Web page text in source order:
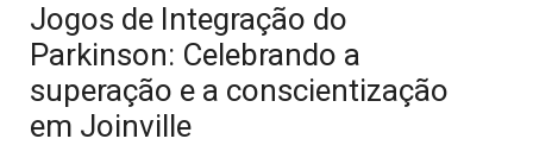
Jogos de Integração do
Parkinson: Celebrando a
superação e a conscientização
em Joinville